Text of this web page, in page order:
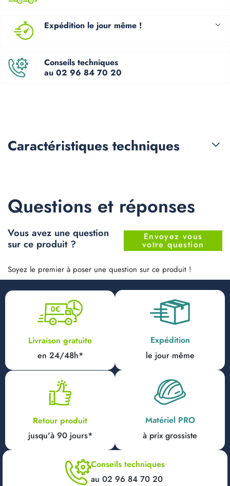
Expédition le jour même !
Conseils techniques
au 02 96 84 70 20
Caractéristiques techniques
Questions et réponses
Vous avez une question
sur ce produit ?
Envoyez vous
votre question
Soyez le premier à poser une question sur ce produit !
Livraison gratuite
en 24/48h*
Expédition
le jour même
Retour produit
jusqu'à 90 jours*
Matériel PRO
à prix grossiste
Conseils techniques
au 02 96 84 70 20